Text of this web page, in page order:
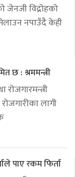
जेनजी विद्रोहको
नपाउँदै केही
छ : श्रममन्त्री
रोजगारमन्त्री
लागी
पाए रकम फिर्ता